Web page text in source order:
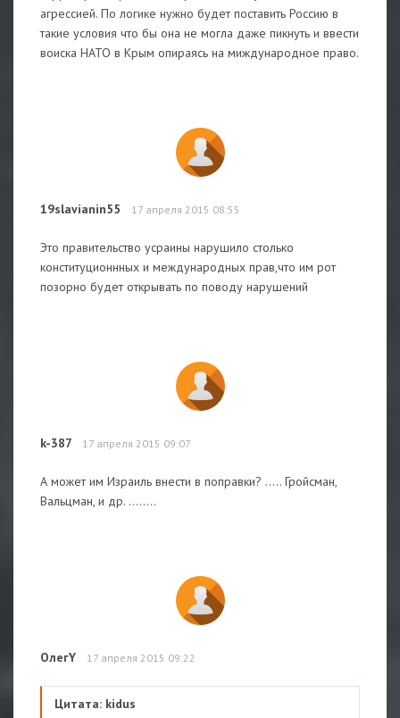
агрессией. По логике нужно будет поставить Россию в
такие условия что бы она не могла даже пикнуть и ввести
воиска НАТО в Крым опираясь на миждународное право.
19slavianin55 17 апреля 2015 08:55
Это правительство усраины нарушило столько
конституционнных и международных прав,что им рот
позорно будет открывать по поводу нарушений
k-387 17 апреля 2015 09:07
А может им Израиль внести в поправки? ..... Гройсман,
Вальцман, и др. ........
ОлегY 17 апреля 2015 09:22
Цитата: kidus